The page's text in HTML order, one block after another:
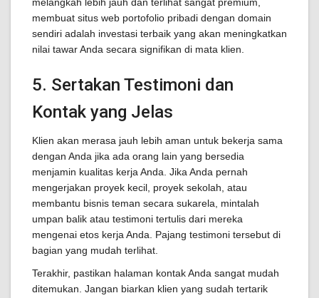
membuat situs web portofolio pribadi dengan domain
sendiri adalah investasi terbaik yang akan meningkatkan
nilai tawar Anda secara signifikan di mata klien.
5. Sertakan Testimoni dan
Kontak yang Jelas
Klien akan merasa jauh lebih aman untuk bekerja sama
dengan Anda jika ada orang lain yang bersedia
menjamin kualitas kerja Anda. Jika Anda pernah
mengerjakan proyek kecil, proyek sekolah, atau
membantu bisnis teman secara sukarela, mintalah
umpan balik atau testimoni tertulis dari mereka
mengenai etos kerja Anda. Pajang testimoni tersebut di
bagian yang mudah terlihat.
Terakhir, pastikan halaman kontak Anda sangat mudah
ditemukan. Jangan biarkan klien yang sudah tertarik